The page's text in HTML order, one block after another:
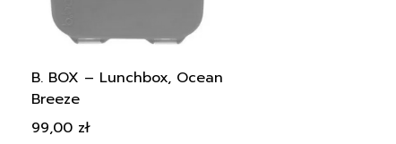
B. BOX – Lunchbox, Ocean
Breeze
99,00 zł